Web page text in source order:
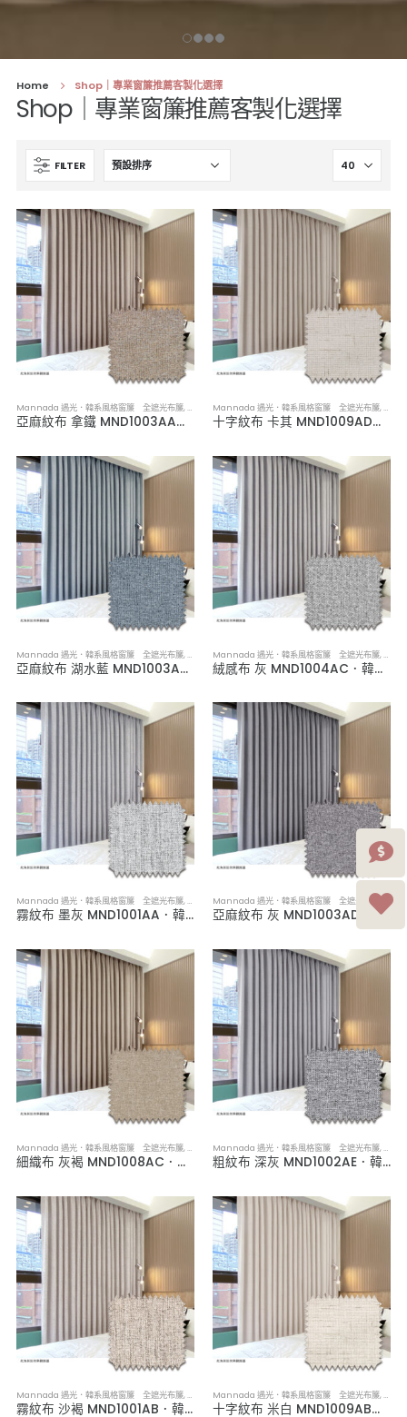
Home Shop｜專業窗簾推薦客製化選擇
Shop｜專業窗簾推薦客製化選擇
FILTER
Mannada 遇光．韓系風格窗簾 全遮光布簾,布簾／紗簾／窗簾布
亞麻紋布 拿鐵 MND1003AA．韓系軟裝全遮光布簾
Mannada 遇光．韓系風格窗簾 全遮光布簾,布簾
十字紋布 卡其 MND1009AD．韓系軟裝全遮光布簾
Mannada 遇光．韓系風格窗簾 全遮光布簾,布簾／紗簾／窗簾布
亞麻紋布 湖水藍 MND1003AC．韓系軟裝全遮光布簾
Mannada 遇光．韓系風格窗簾 全遮光布簾,布簾
絨感布 灰 MND1004AC．韓系軟裝全遮光布簾
Mannada 遇光．韓系風格窗簾 全遮光布簾,布簾／紗簾／窗簾布
霧紋布 墨灰 MND1001AA．韓系軟裝全遮光布簾
Mannada 遇光．韓系風格窗簾 全遮光布簾 布簾
亞麻紋布 灰 MND1003AD．韓系軟裝全遮光布簾
Mannada 遇光．韓系風格窗簾 全遮光布簾,布簾／紗簾／窗簾布
細織布 灰褐 MND1008AC．韓系軟裝全遮光布簾
Mannada 遇光．韓系風格窗簾 全遮光布簾,布簾
粗紋布 深灰 MND1002AE．韓系軟裝全遮光布簾
Mannada 遇光．韓系風格窗簾 全遮光布簾,布簾／紗簾／窗簾布
霧紋布 沙褐 MND1001AB．韓系軟裝全遮光布簾
Mannada 遇光．韓系風格窗簾 全遮光布簾,布簾
十字紋布 米白 MND1009AB．韓系軟裝全遮光布簾